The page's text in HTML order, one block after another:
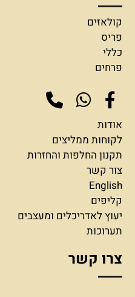
קולאזים
פריס
כללי
פרחים
אודות
לקוחות ממליצים
תקנון החלפות והחזרות
צור קשר
English
קליפים
יעוץ לאדריכלים ומעצבים
תערוכות
צרו קשר